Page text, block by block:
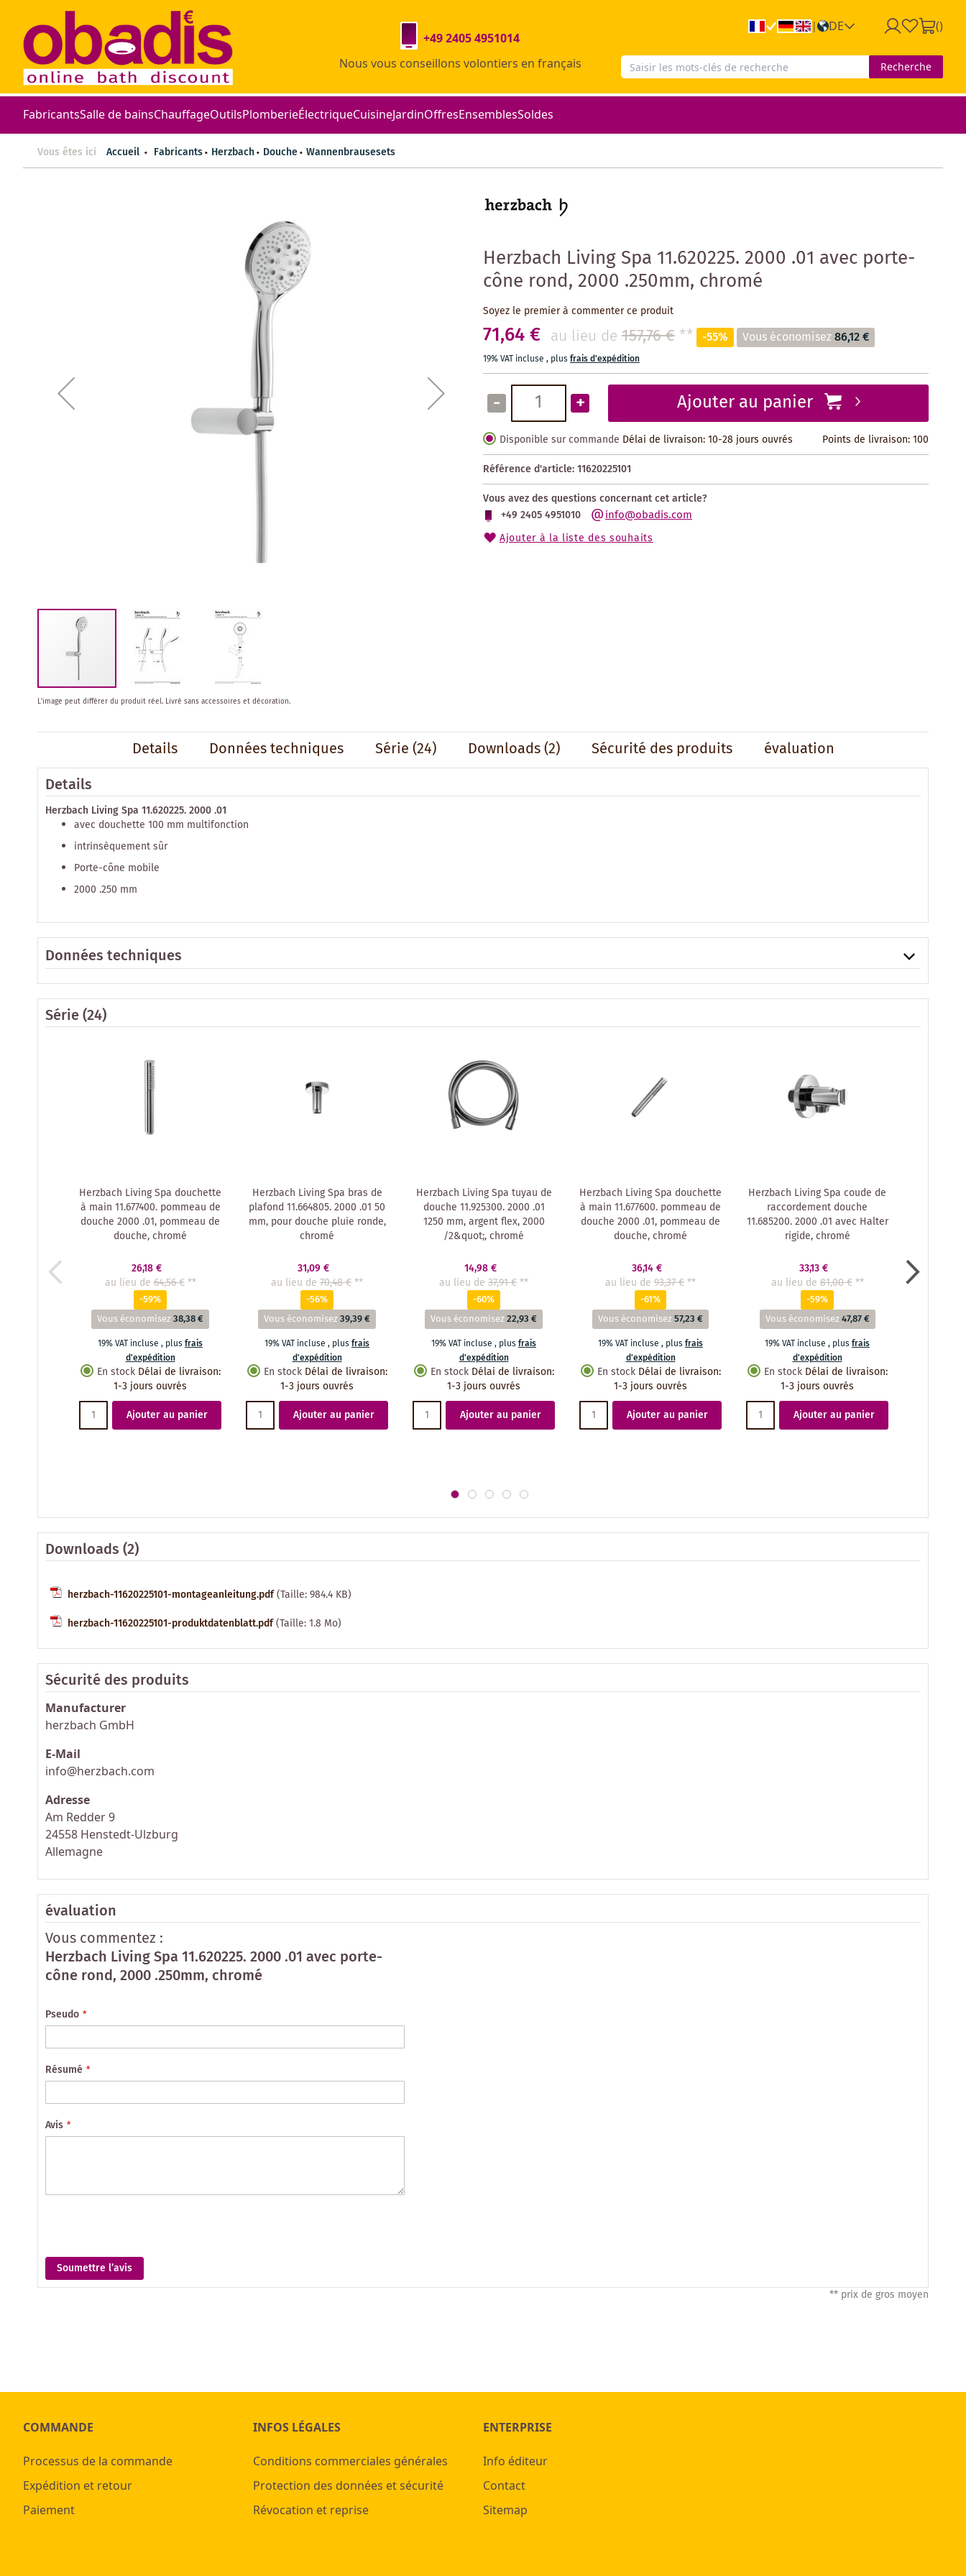
| DE ()
+49 2405 4951014
Nous vous conseillons volontiers en français
Recherche
FabricantsSalle de bainsChauffageOutilsPlomberieÉlectriqueCuisineJardinOffresEnsemblesSoldes
Vous êtes ici Accueil Fabricants Herzbach Douche Wannenbrausesets
Herzbach Living Spa 11.620225. 2000 .01 avec porte-
cône rond, 2000 .250mm, chromé
Soyez le premier à commenter ce produit
71,64 € au lieu de 157,76 € ** -55% Vous économisez86,12 €
19% VAT incluse , plusfrais d'expédition
- + Ajouter au panier
Disponible sur commande Délai de livraison: 10-28 jours ouvrés Points de livraison:100
Référence d'article:11620225101
Vous avez des questions concernant cet article?
+49 2405 4951010
info@obadis.com
Ajouter à la liste des souhaits
Skip
the
images
gallery
L'image peut différer du produit réel. Livré sans accessoires et décoration.
Details Données techniques Série(24) Downloads (2) Sécurité des produits
évaluation
Details
Herzbach Living Spa 11.620225. 2000 .01
avec douchette 100 mm multifonction
intrinsèquement sûr
Porte-cône mobile
2000 .250 mm
Données techniques
Série(24)
Herzbach Living Spa douchette
à main 11.677400. pommeau de
douche 2000 .01, pommeau de
douche, chromé
26,18 €
au lieu de 64,56 € **
-59%
Vous économisez38,38 €
19% VAT incluse , plusfrais
d'expédition
En stock Délai de livraison:
1-3 jours ouvrés
Ajouter au panier
Herzbach Living Spa bras de
plafond 11.664805. 2000 .01 50
mm, pour douche pluie ronde,
chromé
31,09 €
au lieu de 70,48 €**
-56%
Vous économisez39,39 €
19% VAT incluse , plusfrais
d'expédition
En stock Délai de livraison:
1-3 jours ouvrés
Ajouter au panier
Herzbach Living Spa tuyau de
douche 11.925300. 2000 .01
1250 mm, argent flex, 2000
/2&quot;, chromé
14,98 €
au lieu de 37,91 €**
-60%
Vous économisez22,93 €
19% VAT incluse , plusfrais
d'expédition
En stock Délai de livraison:
1-3 jours ouvrés
Ajouter au panier
Herzbach Living Spa douchette
à main 11.677600. pommeau de
douche 2000 .01, pommeau de
douche, chromé
36,14 €
au lieu de 93,37 €**
-61%
Vous économisez57,23 €
19% VAT incluse , plusfrais
d'expédition
En stock Délai de livraison:
1-3 jours ouvrés
Ajouter au panier
Herzbach Living Spa coude de
raccordement douche
11.685200. 2000 .01 avec Halter
rigide, chromé
33,13 €
au lieu de 81,00 € **
-59%
Vous économisez47,87 €
19% VAT incluse , plusfrais
d'expédition
En stock Délai de livraison:
1-3 jours ouvrés
Ajouter au panier
Downloads (2)
herzbach-11620225101-montageanleitung.pdf(Taille: 984.4 KB)
herzbach-11620225101-produktdatenblatt.pdf(Taille: 1.8 Mo)
Sécurité des produits
Manufacturer
herzbach GmbH
E-Mail
info@herzbach.com
Adresse
Am Redder 9
24558 Henstedt-Ulzburg
Allemagne
évaluation
Vous commentez :
Herzbach Living Spa 11.620225. 2000 .01 avec porte-
cône rond, 2000 .250mm, chromé
Pseudo
Résumé
Avis
Soumettre l’avis
** prix de gros moyen
COMMANDE
Processus de la commande
Expédition et retour
Paiement
INFOS LÉGALES
Conditions commerciales générales
Protection des données et sécurité
Révocation et reprise
ENTERPRISE
Info éditeur
Contact
Sitemap